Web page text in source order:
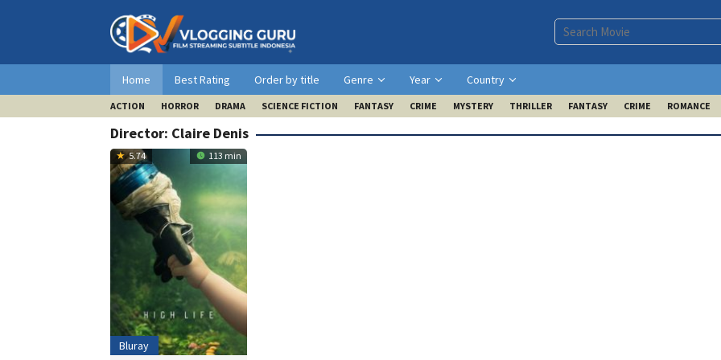
Home Best Rating Order by title Genre Year Country
ACTION HORROR DRAMA SCIENCE FICTION FANTASY CRIME MYSTERY THRILLER FANTASY CRIME ROMANCE
Director: Claire Denis
5.74 113 min
Bluray